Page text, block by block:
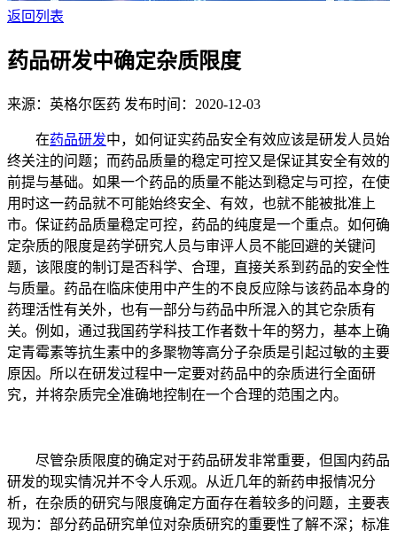
返回列表
药品研发中确定杂质限度
来源：英格尔医药 发布时间：2020-12-03
在药品研发中，如何证实药品安全有效应该是研发人员始
终关注的问题；而药品质量的稳定可控又是保证其安全有效的
前提与基础。如果一个药品的质量不能达到稳定与可控，在使
用时这一药品就不可能始终安全、有效，也就不能被批准上
市。保证药品质量稳定可控，药品的纯度是一个重点。如何确
定杂质的限度是药学研究人员与审评人员不能回避的关键问
题，该限度的制订是否科学、合理，直接关系到药品的安全性
与质量。药品在临床使用中产生的不良反应除与该药品本身的
药理活性有关外，也有一部分与药品中所混入的其它杂质有
关。例如，通过我国药学科技工作者数十年的努力，基本上确
定青霉素等抗生素中的多聚物等高分子杂质是引起过敏的主要
原因。所以在研发过程中一定要对药品中的杂质进行全面研
究，并将杂质完全准确地控制在一个合理的范围之内。
尽管杂质限度的确定对于药品研发非常重要，但国内药品
研发的现实情况并不令人乐观。从近几年的新药申报情况分
析，在杂质的研究与限度确定方面存在着较多的问题，主要表
现为：部分药品研究单位对杂质研究的重要性了解不深；标准